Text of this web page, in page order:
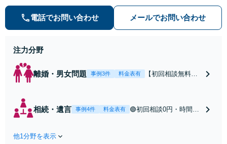
て出張相談も承ります。リーズナブ
ルな料金体系をご提供しています。
電話でお問い合わせ メールでお問い合わせ
注力分野
離婚・男女問題 事例3件 料金表有
【初回相談無料】
応】中高年離婚／
相続・遺言 事例4件 料金表有
🟢初回相談0円・時間無
他1分野を表示